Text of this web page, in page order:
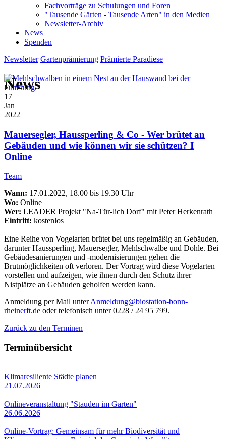
Fachvorträge zu Schulungen und Foren
"Tausende Gärten - Tausende Arten" in den Medien
Newsletter-Archiv
News
Spenden
Newsletter Gartenprämierung Prämierte Paradiese
News
17
Jan
2022
Mauersegler, Haussperling & Co - Wer brütet an
Gebäuden und wie können wir sie schützen? I
Online
Team
Wann: 17.01.2022, 18.00 bis 19.30 Uhr
Wo: Online
Wer: LEADER Projekt "Na-Tür-lich Dorf" mit Peter Herkenrath
Eintritt: kostenlos
Eine Reihe von Vogelarten brütet bei uns regelmäßig an Gebäuden,
darunter Haussperling, Mauersegler, Mehlschwalbe und Dohle. Bei
Gebäudesanierungen und -modernisierungen gehen die
Brutmöglichkeiten oft verloren. Der Vortrag wird diese Vogelarten
vorstellen und aufzeigen, wie ihnen durch den Schutz ihrer
Nistplätze an Gebäuden geholfen werden kann.
Anmeldung per Mail unterAnmeldung@biostation-bonn-
rheinerft.de oder telefonisch unter 0228 / 24 95 799.
Zurück zu den Terminen
Terminübersicht
Klimaresiliente Städte planen
21.07.2026
Onlineveranstaltung "Stauden im Garten"
26.06.2026
Online-Vortrag: Gemeinsam für mehr Biodiversität und